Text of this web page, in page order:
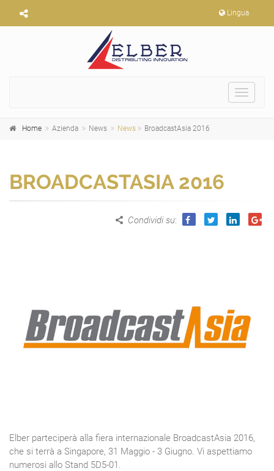
Lingua
Toggle
Home Azienda News News BroadcastAsia 2016
BROADCASTASIA 2016
Condividi su:
Elber parteciperà alla fiera internazionale BroadcastAsia 2016,
che si terrà a Singapore, 31 Maggio - 3 Giugno. Vi aspettiamo
numerosi allo Stand 5D5-01.